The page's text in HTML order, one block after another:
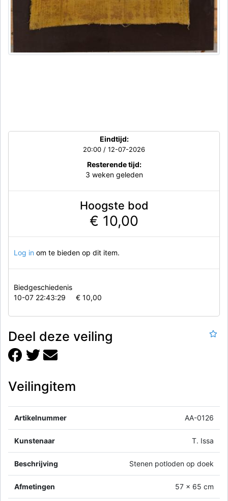
Eindtijd:
20:00 / 12-07-2026
Resterende tijd:
3 weken geleden
Hoogste bod
€ 10,00
Log in om te bieden op dit item.
Biedgeschiedenis
10-07 22:43:29
€ 10,00
Deel deze veiling
Veilingitem
Artikelnummer AA-0126
Kunstenaar T. Issa
Beschrijving Stenen potloden op doek
Afmetingen 57 x 65 cm